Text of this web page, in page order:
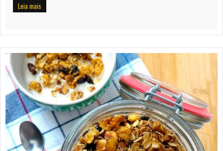
Leia mais